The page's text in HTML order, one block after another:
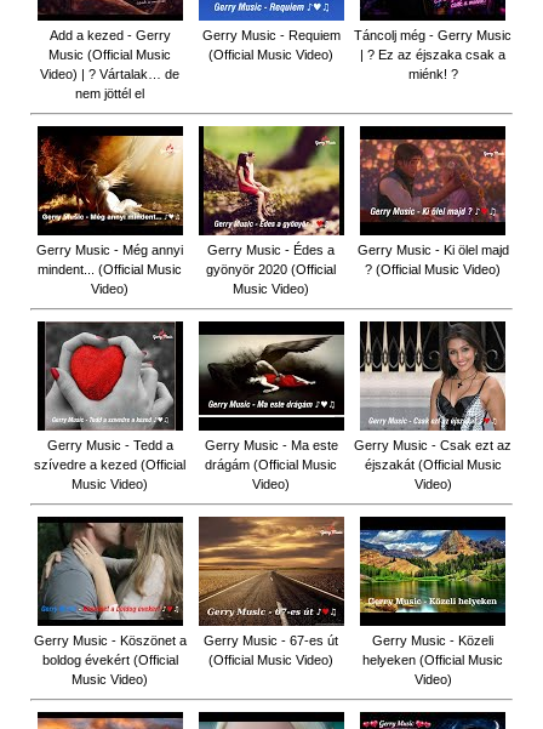
Add a kezed - Gerry
Music (Official Music
Video) | ? Vártalak… de
nem jöttél el
Gerry Music - Requiem
(Official Music Video)
Táncolj még - Gerry Music
| ? Ez az éjszaka csak a
miénk! ?
Gerry Music - Még annyi
mindent... (Official Music
Video)
Gerry Music - Édes a
gyönyör 2020 (Official
Music Video)
Gerry Music - Ki ölel majd
? (Official Music Video)
Gerry Music - Tedd a
szívedre a kezed (Official
Music Video)
Gerry Music - Ma este
drágám (Official Music
Video)
Gerry Music - Csak ezt az
éjszakát (Official Music
Video)
Gerry Music - Köszönet a
boldog évekért (Official
Music Video)
Gerry Music - 67-es út
(Official Music Video)
Gerry Music - Közeli
helyeken (Official Music
Video)